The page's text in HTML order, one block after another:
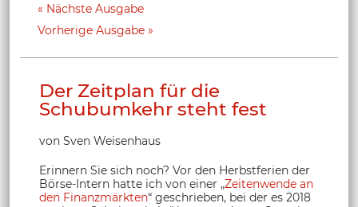
Nächste Ausgabe
Vorherige Ausgabe
Der Zeitplan für die
Schubumkehr steht fest
von Sven Weisenhaus
Erinnern Sie sich noch? Vor den Herbstferien der
Börse-Intern hatte ich von einer „Zeitenwende an
den Finanzmärkten“ geschrieben, bei der es 2018